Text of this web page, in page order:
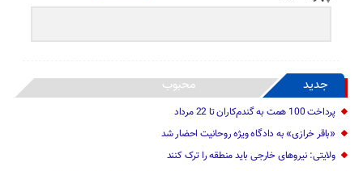
جدید محبوب
پرداخت 100 همت به گندم‌کاران تا 22 مرداد
«باقر خرازی» به دادگاه ویژه روحانیت احضار شد
ولایتی: نیرو‌های خارجی باید منطقه را ترک کنند